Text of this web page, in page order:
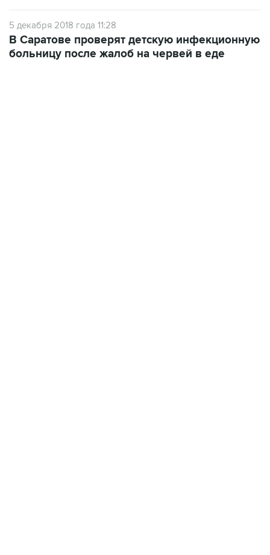
5 декабря 2018 года 11:28
В Саратове проверят детскую инфекционную
больницу после жалоб на червей в еде